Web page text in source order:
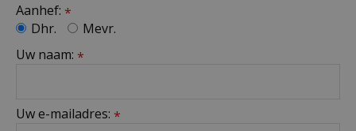
Aanhef: *
Dhr.
Mevr.
Uw naam: *
Uw e-mailadres: *